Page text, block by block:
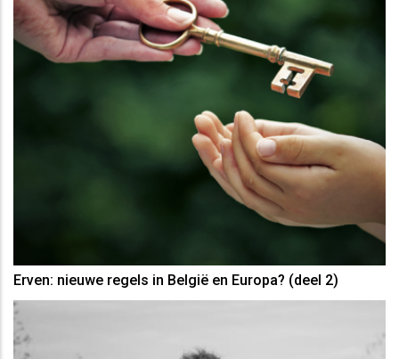
Erven: nieuwe regels in België en Europa? (deel 2)